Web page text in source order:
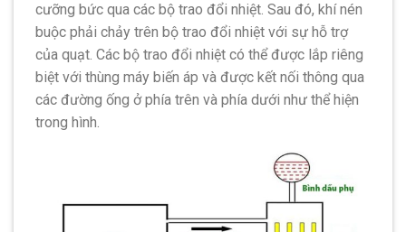
cưỡng bức qua các bộ trao đổi nhiệt. Sau đó, khí nén
buộc phải chảy trên bộ trao đổi nhiệt với sự hỗ trợ
của quạt. Các bộ trao đổi nhiệt có thể được lắp riêng
biệt với thùng máy biến áp và được kết nối thông qua
các đường ống ở phía trên và phía dưới như thể hiện
trong hình.